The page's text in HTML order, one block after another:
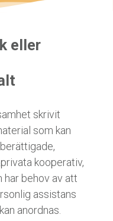
eller
skrivit
som kan
kooperativ,
behov av att
assistans
anordnas.